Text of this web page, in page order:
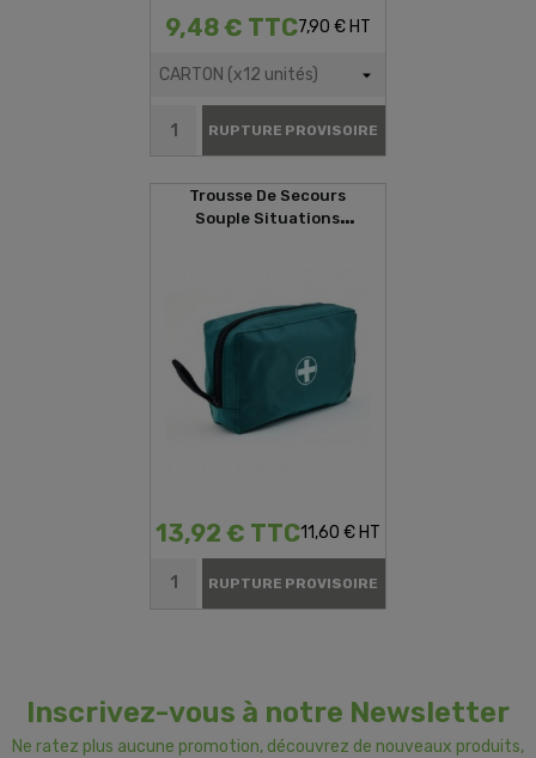
9,48 € TTC7,90 € HT
RUPTURE PROVISOIRE
Trousse De Secours
Souple Situations
13,92 € TTC11,60 € HT
RUPTURE PROVISOIRE
Inscrivez-vous à notre Newsletter
Ne ratez plus aucune promotion, découvrez de nouveaux produits,